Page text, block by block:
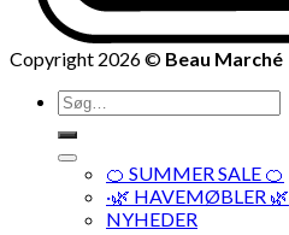
Copyright 2026 © Beau Marché
Søg
efter:
🍊 SUMMER SALE 🍊
·🌿 HAVEMØBLER 🌿
NYHEDER